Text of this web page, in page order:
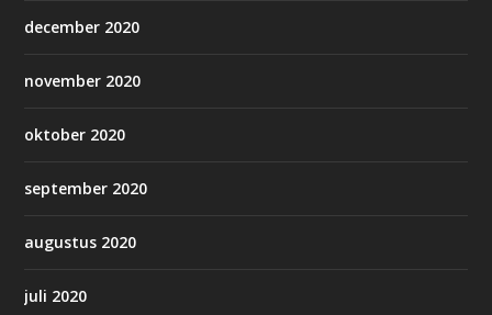
december 2020
november 2020
oktober 2020
september 2020
augustus 2020
juli 2020